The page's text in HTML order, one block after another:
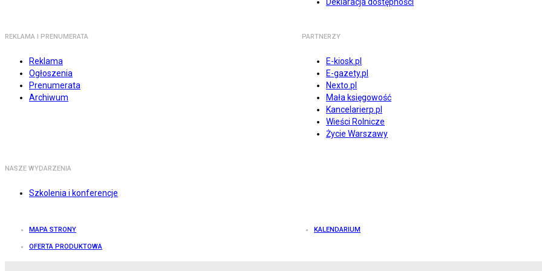
REKLAMA I PRENUMERATA
Reklama
Ogłoszenia
Prenumerata
Archiwum
PARTNERZY
E-kiosk.pl
E-gazety.pl
Nexto.pl
Mała księgowość
Kancelarierp.pl
Wieści Rolnicze
Życie Warszawy
NASZE WYDARZENIA
Szkolenia i konferencje
MAPA STRONY KALENDARIUM
OFERTA PRODUKTOWA